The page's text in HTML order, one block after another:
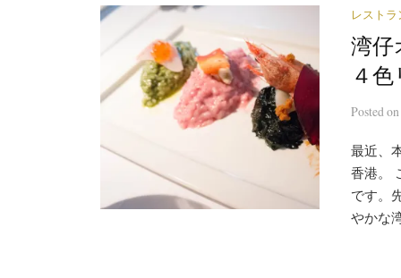
レストラ
湾仔
４
Posted on
最近、
香港。
です。
やかな